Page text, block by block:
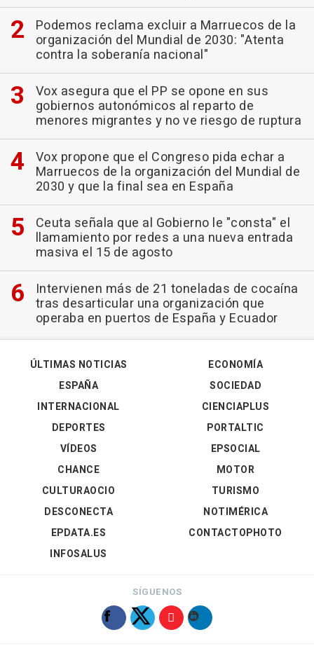
Podemos reclama excluir a Marruecos de la
organización del Mundial de 2030: "Atenta
contra la soberanía nacional"
Vox asegura que el PP se opone en sus
gobiernos autonómicos al reparto de
menores migrantes y no ve riesgo de ruptura
Vox propone que el Congreso pida echar a
Marruecos de la organización del Mundial de
2030 y que la final sea en España
Ceuta señala que al Gobierno le "consta" el
llamamiento por redes a una nueva entrada
masiva el 15 de agosto
Intervienen más de 21 toneladas de cocaína
tras desarticular una organización que
operaba en puertos de España y Ecuador
ÚLTIMAS NOTICIAS
ESPAÑA
INTERNACIONAL
DEPORTES
VÍDEOS
ECONOMÍA
SOCIEDAD
CIENCIAPLUS
PORTALTIC
EPSOCIAL
CHANCE
CULTURAOCIO
DESCONECTA
EPDATA.ES
INFOSALUS
MOTOR
TURISMO
NOTIMÉRICA
CONTACTOPHOTO
SÍGUENOS